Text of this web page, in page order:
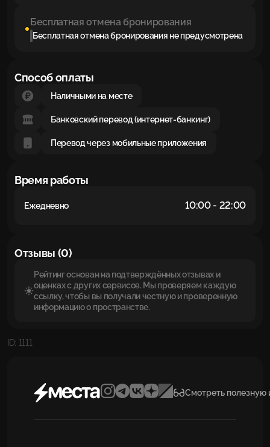
Бесплатная отмена бронирования
Бесплатная отмена бронирования не предусмотрена
Способ оплаты
Наличными на месте
Банковский перевод (интернет-банкинг)
Перевод через мобильные приложения
Время работы
Ежедневно 10:00 - 22:00
Отзывы (0)
Рейтинг основан на подтверждённых отзывах и
оценках с других сервисов. Мы проверяем каждую
ссылку, чтобы вы получали честную и проверенную
информацию о пространстве.
ID: 1111
Смотреть